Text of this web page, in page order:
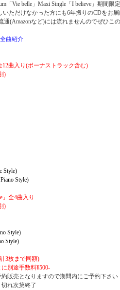
「Vie belle」Maxi Single「I believe」期間限
いただけなかった方にも6年振りのCDをお
通(Amazonなど)には流れませんのでぜひこ
曲紹介
12曲入り(ボーナストラック含む)
)
Style)
Style)
全4曲入り
)
Style)
Style)
3枚まで同額)
別途手数料¥500-
販売となりますので期間内にご予約下さい
れ次第終了